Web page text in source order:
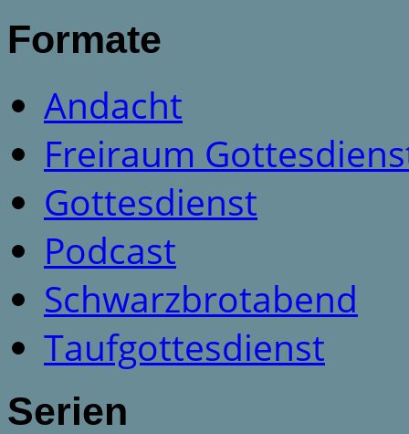
Formate
Andacht
Freiraum
Gottesdienst
Podcast
Schwarzbrotabend
Taufgottesdienst
Serien